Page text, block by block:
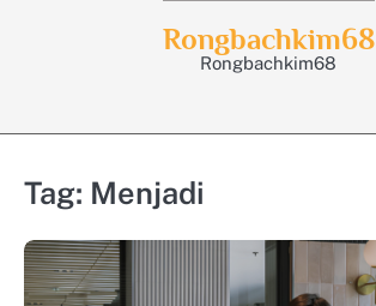
Rongbachkim68
Rongbachkim68
Tag: Menjadi